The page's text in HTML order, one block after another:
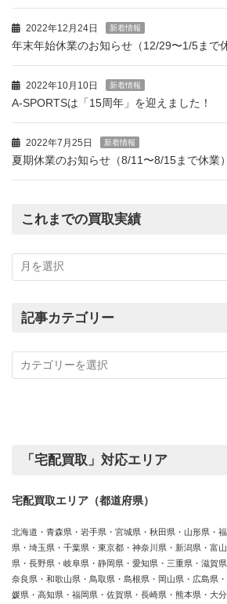
2022年12月24日 新着情報
年末年始休業のお知らせ（12/29〜1/5まで
2022年10月10日 新着情報
A-SPORTSは「15周年」を迎えました！
2022年7月25日 新着情報
夏期休業のお知らせ（8/11〜8/15まで休業）
これまでの買取実績
ま
の
績
記事カテゴリー
カ
「宅配買取」対応エリア
宅配買取エリア（都道府県）
北海道・青森県・岩手県・宮城県・秋田県・山形県・
県・埼玉県・千葉県・東京都・神奈川県・新潟県・富
県・長野県・岐阜県・静岡県・愛知県・三重県・滋賀
奈良県・和歌山県・鳥取県・島根県・岡山県・広島県
媛県・高知県・福岡県・佐賀県・長崎県・熊本県・大